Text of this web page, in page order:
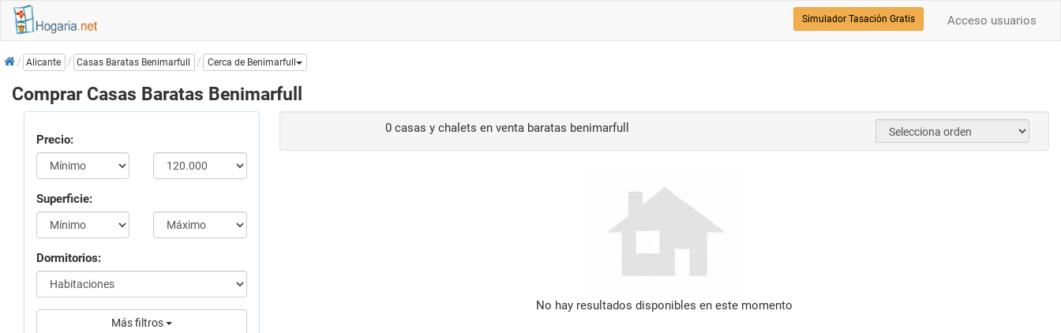
Acceso usuarios
Simulador Tasación Gratis
InicioAlicante Casas Baratas Benimarfull Cerca de Benimarfull
Comprar Casas Baratas Benimarfull
Precio:
Superficie:
Dormitorios:
Más filtros
0 casas y chalets en venta baratas benimarfull
No hay resultados disponibles en este momento